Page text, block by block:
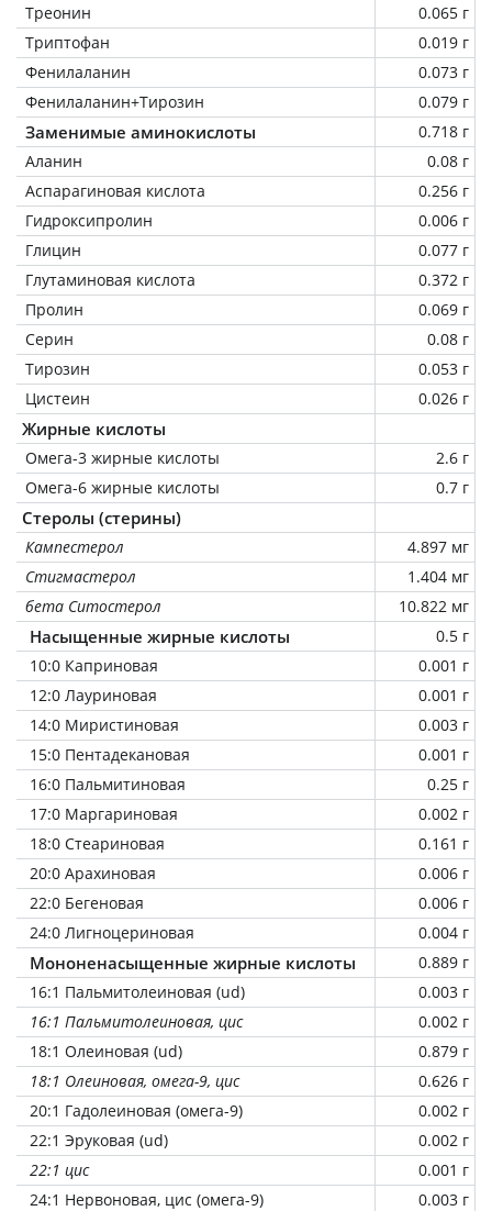
Треонин
0.065 г
Триптофан
0.019 г
Фенилаланин
0.073 г
Фенилаланин+Тирозин
0.079 г
Заменимые аминокислоты
0.718 г
Аланин
0.08 г
Аспарагиновая кислота
0.256 г
Гидроксипролин
0.006 г
Глицин
0.077 г
Глутаминовая кислота
0.372 г
Пролин
0.069 г
Серин
0.08 г
Тирозин
0.053 г
Цистеин
0.026 г
Жирные кислоты
Омега-3 жирные кислоты
2.6 г
Омега-6 жирные кислоты
0.7 г
Стеролы (стерины)
Кампестерол
4.897 мг
Стигмастерол
1.404 мг
бета Ситостерол
10.822 мг
Насыщенные жирные кислоты
0.5 г
10:0 Каприновая
0.001 г
12:0 Лауриновая
0.001 г
14:0 Миристиновая
0.003 г
15:0 Пентадекановая
0.001 г
16:0 Пальмитиновая
0.25 г
17:0 Маргариновая
0.002 г
18:0 Стеариновая
0.161 г
20:0 Арахиновая
0.006 г
22:0 Бегеновая
0.006 г
24:0 Лигноцериновая
0.004 г
Мононенасыщенные жирные кислоты
0.889 г
16:1 Пальмитолеиновая (ud)
0.003 г
16:1 Пальмитолеиновая, цис
0.002 г
18:1 Олеиновая (ud)
0.879 г
18:1 Олеиновая, омега-9, цис
0.626 г
20:1 Гадолеиновая (омега-9)
0.002 г
22:1 Эруковая (ud)
0.002 г
22:1 цис
0.001 г
24:1 Нервоновая, цис (омега-9)
0.003 г